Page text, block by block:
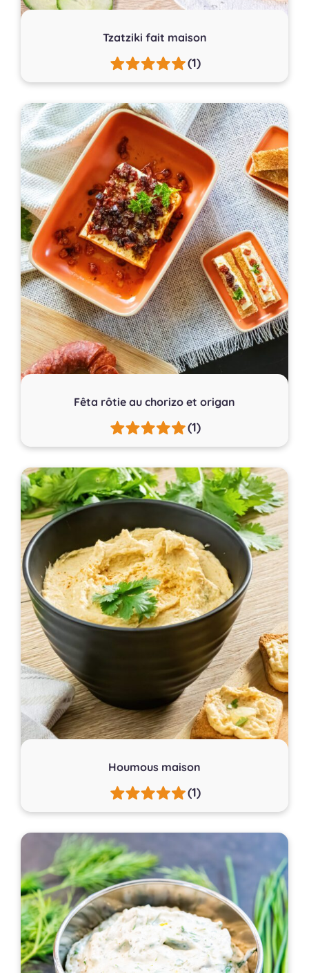
Tzatziki fait maison
(1)
Fêta rôtie au chorizo et origan
(1)
Houmous maison
(1)